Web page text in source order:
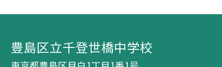
豊島区立千登世橋中学校